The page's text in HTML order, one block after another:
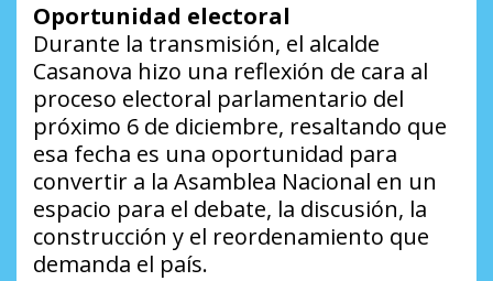
Oportunidad electoral
Durante la transmisión, el alcalde
Casanova hizo una reflexión de cara al
proceso electoral parlamentario del
próximo 6 de diciembre, resaltando que
esa fecha es una oportunidad para
convertir a la Asamblea Nacional en un
espacio para el debate, la discusión, la
construcción y el reordenamiento que
demanda el país.